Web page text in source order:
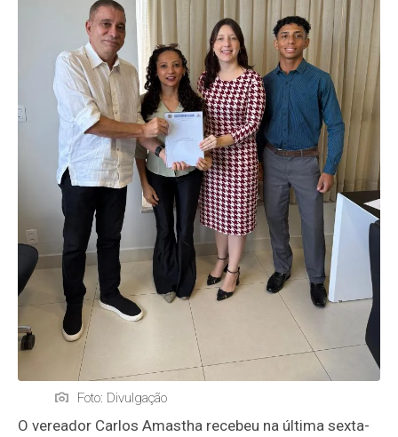
Foto: Divulgação
O vereador Carlos Amastha recebeu na última sexta-